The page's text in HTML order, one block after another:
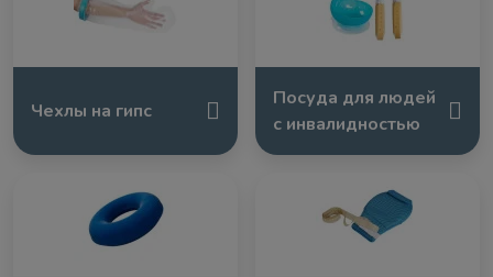
Чехлы на гипс
Посуда для людей
с инвалидностью